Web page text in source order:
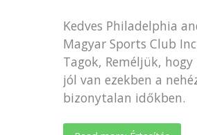
Kedves Philadelphia
Magyar Sports Club
Tagok, Reméljük,
jól van ezekben a
bizonytalan időkben.